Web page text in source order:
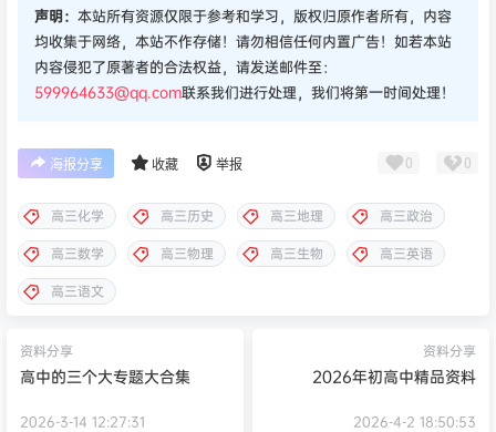
声明： 本站所有资源仅限于参考和学习，版权归原作者所有，内容
均收集于网络，本站不作存储！请勿相信任何内置广告！如若本站
内容侵犯了原著者的合法权益，请发送邮件至：
599964633@qq.com联系我们进行处理，我们将第一时间处理！
海报分享 收藏 举报 0 0
高三化学 高三历史 高三地理
高三政治
高三数学
高三物理 高三生物
高三英语
高三语文
资料分享
高中的三个大专题大合集
2026-3-14 12:27:31
资料分享
2026年初高中精品资料
2026-4-2 18:50:53